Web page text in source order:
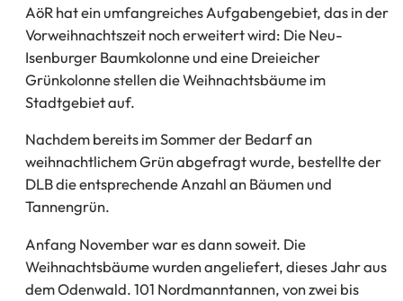
AöR hat ein umfangreiches Aufgabengebiet, das in der
Vorweihnachtszeit noch erweitert wird: Die Neu-
Isenburger Baumkolonne und eine Dreieicher
Grünkolonne stellen die Weihnachtsbäume im
Stadtgebiet auf.
Nachdem bereits im Sommer der Bedarf an
weihnachtlichem Grün abgefragt wurde, bestellte der
DLB die entsprechende Anzahl an Bäumen und
Tannengrün.
Anfang November war es dann soweit. Die
Weihnachtsbäume wurden angeliefert, dieses Jahr aus
dem Odenwald. 101 Nordmanntannen, von zwei bis